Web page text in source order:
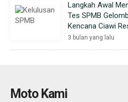
Langkah Awal
Tes SPMB
Kencana Ciawi
3 bulan yang lalu
Moto Kami